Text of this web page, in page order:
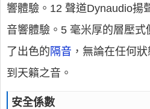
響體驗。12 聲道Dynaudio揚
音響體驗。5 毫米厚的層壓
了出色的 隔音 ，無論在任何
到天籟之音。
安全係數